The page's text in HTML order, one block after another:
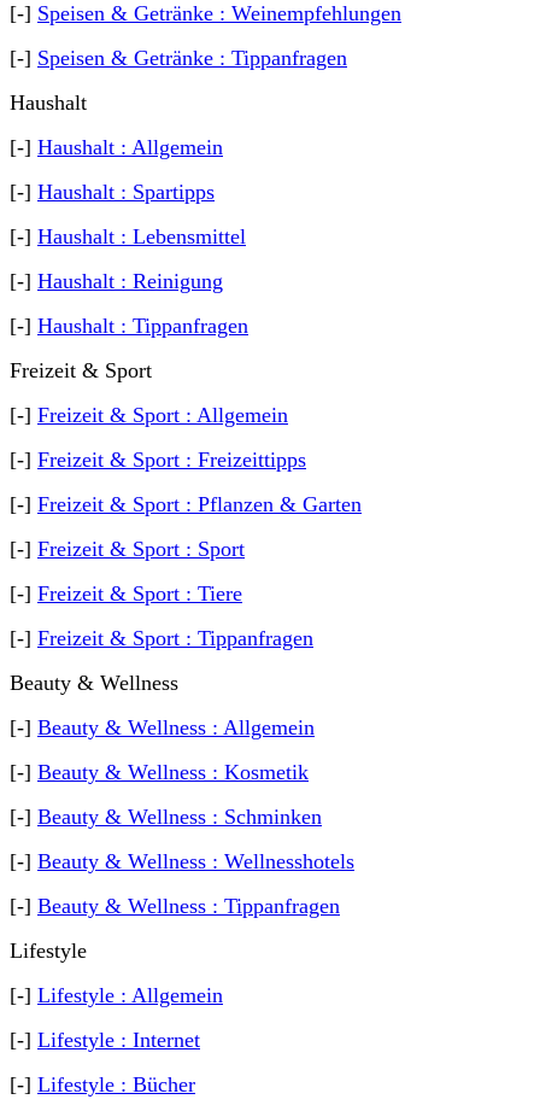
[-] Speisen & Getränke : Weinempfehlungen
[-] Speisen & Getränke : Tippanfragen
Haushalt
[-] Haushalt : Allgemein
[-] Haushalt : Spartipps
[-] Haushalt : Lebensmittel
[-] Haushalt : Reinigung
[-] Haushalt : Tippanfragen
Freizeit & Sport
[-] Freizeit & Sport : Allgemein
[-] Freizeit & Sport : Freizeittipps
[-] Freizeit & Sport : Pflanzen & Garten
[-] Freizeit & Sport : Sport
[-] Freizeit & Sport : Tiere
[-] Freizeit & Sport : Tippanfragen
Beauty & Wellness
[-] Beauty & Wellness : Allgemein
[-] Beauty & Wellness : Kosmetik
[-] Beauty & Wellness : Schminken
[-] Beauty & Wellness : Wellnesshotels
[-] Beauty & Wellness : Tippanfragen
Lifestyle
[-] Lifestyle : Allgemein
[-] Lifestyle : Internet
[-] Lifestyle : Bücher